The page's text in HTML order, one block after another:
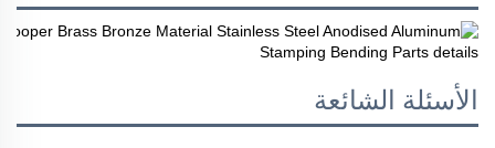
الأسئلة الشائعة